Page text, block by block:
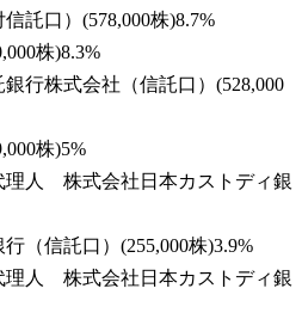
託口） (578,000株)8.7%
株)8.3%
行株式会社（信託口） (528,000
株)5%
理人 株式会社日本カストディ銀
（信託口） (255,000株)3.9%
理人 株式会社日本カストディ銀